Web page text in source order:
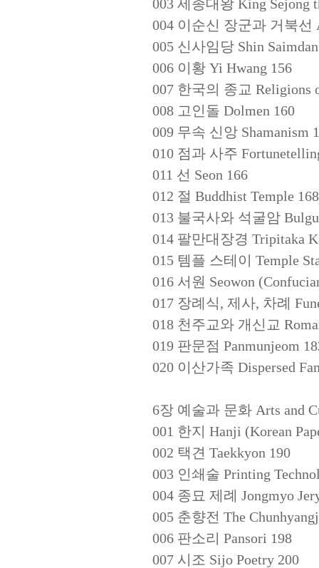
003 세종대왕 King Sejong
004 이순신 장군과 거북선
005 신사임당 Shin
006 이황 Yi Hwang 156
007 한국의 종교 Religions
008 고인돌 Dolmen 160
009 무속 신앙 Shamanism
010 점과 사주
011 선 Seon 166
012 절 Buddhist Temple 168
013 불국사와 석굴암
014 팔만대장경 Tripitaka
015 템플 스테이 Temple
016 서원 Seowon
017 장례식, 제사, 차례
018 천주교와 개신교
019 판문점 Panmunjeom
020 이산가족 Dispersed
6장 예술과 문화 Arts and
001 한지 Hanji (Korean
002 택견 Taekkyon 190
003 인쇄술 Printing
004 종묘 제례 Jongmyo
005 춘향전 The
006 판소리 Pansori 198
007 시조 Sijo Poetry 200